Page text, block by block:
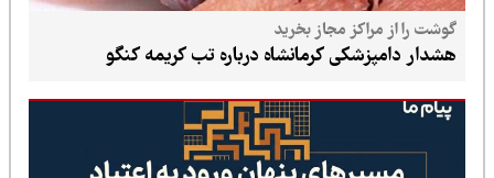
گوشت را از مراکز مجاز بخرید
هشدار دامپزشکی کرمانشاه درباره تب کریمه کنگو